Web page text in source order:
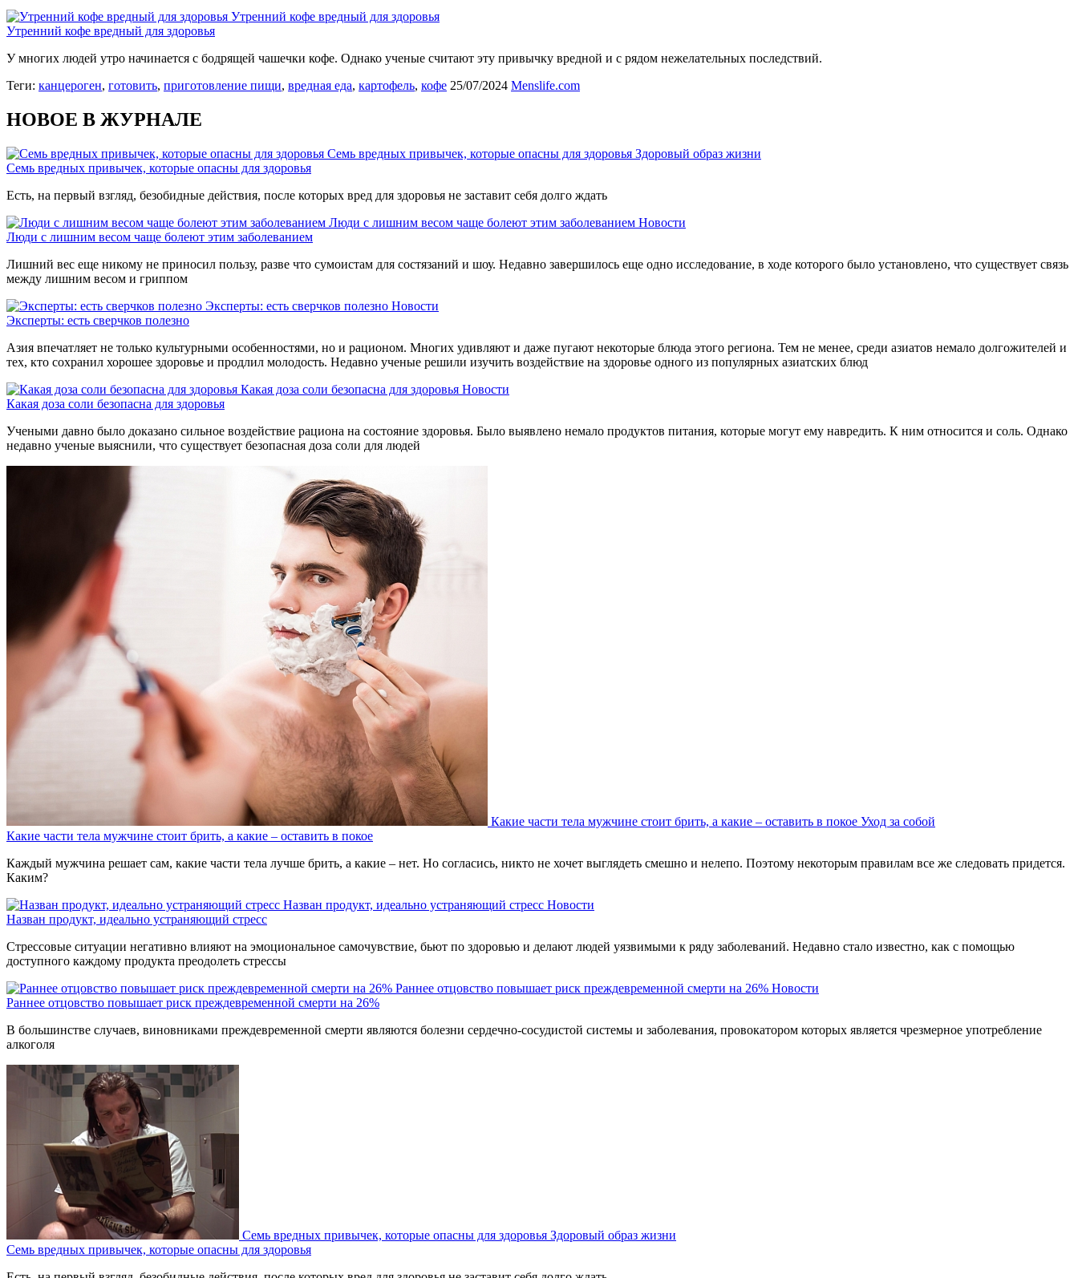
Утренний кофе вредный для здоровья
Утренний кофе вредный для здоровья
У многих людей утро начинается с бодрящей чашечки кофе. Однако ученые считают эту привычку вредной и с рядом нежелательных последствий.
Теги: канцероген, готовить, приготовление пищи, вредная еда, картофель, кофе 25/07/2024 Menslife.com
НОВОЕ В ЖУРНАЛЕ
Семь вредных привычек, которые опасны для здоровья Здоровый образ жизни
Семь вредных привычек, которые опасны для здоровья
Есть, на первый взгляд, безобидные действия, после которых вред для здоровья не заставит себя долго ждать
Люди с лишним весом чаще болеют этим заболеванием Новости
Люди с лишним весом чаще болеют этим заболеванием
Лишний вес еще никому не приносил пользу, разве что сумоистам для состязаний и шоу. Недавно завершилось еще одно исследование, в ходе которого было установлено, что существует связь
между лишним весом и гриппом
Эксперты: есть сверчков полезно Новости
Эксперты: есть сверчков полезно
Азия впечатляет не только культурными особенностями, но и рационом. Многих удивляют и даже пугают некоторые блюда этого региона. Тем не менее, среди азиатов немало долгожителей и
тех, кто сохранил хорошее здоровье и продлил молодость. Недавно ученые решили изучить воздействие на здоровье одного из популярных азиатских блюд
Какая доза соли безопасна для здоровья Новости
Какая доза соли безопасна для здоровья
Учеными давно было доказано сильное воздействие рациона на состояние здоровья. Было выявлено немало продуктов питания, которые могут ему навредить. К ним относится и соль. Однако
недавно ученые выяснили, что существует безопасная доза соли для людей
Какие части тела мужчине стоит брить, а какие – оставить в покое Уход за собой
Какие части тела мужчине стоит брить, а какие – оставить в покое
Каждый мужчина решает сам, какие части тела лучше брить, а какие – нет. Но согласись, никто не хочет выглядеть смешно и нелепо. Поэтому некоторым правилам все же следовать придется.
Каким?
Назван продукт, идеально устраняющий стресс Новости
Назван продукт, идеально устраняющий стресс
Стрессовые ситуации негативно влияют на эмоциональное самочувствие, бьют по здоровью и делают людей уязвимыми к ряду заболеваний. Недавно стало известно, как с помощью
доступного каждому продукта преодолеть стрессы
Раннее отцовство повышает риск преждевременной смерти на 26% Новости
Раннее отцовство повышает риск преждевременной смерти на 26%
В большинстве случаев, виновниками преждевременной смерти являются болезни сердечно-сосудистой системы и заболевания, провокатором которых является чрезмерное употребление
алкоголя
Семь вредных привычек, которые опасны для здоровья Здоровый образ жизни
Семь вредных привычек, которые опасны для здоровья